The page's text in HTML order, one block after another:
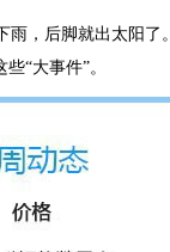
，后脚就出太阳了
“大事件”。